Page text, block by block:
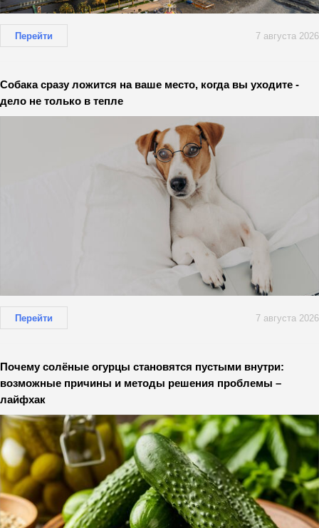
Перейти 7 августа 2026
Собака сразу ложится на ваше место, когда вы уходите -
дело не только в тепле
Перейти 7 августа 2026
Почему солёные огурцы становятся пустыми внутри:
возможные причины и методы решения проблемы –
лайфхак